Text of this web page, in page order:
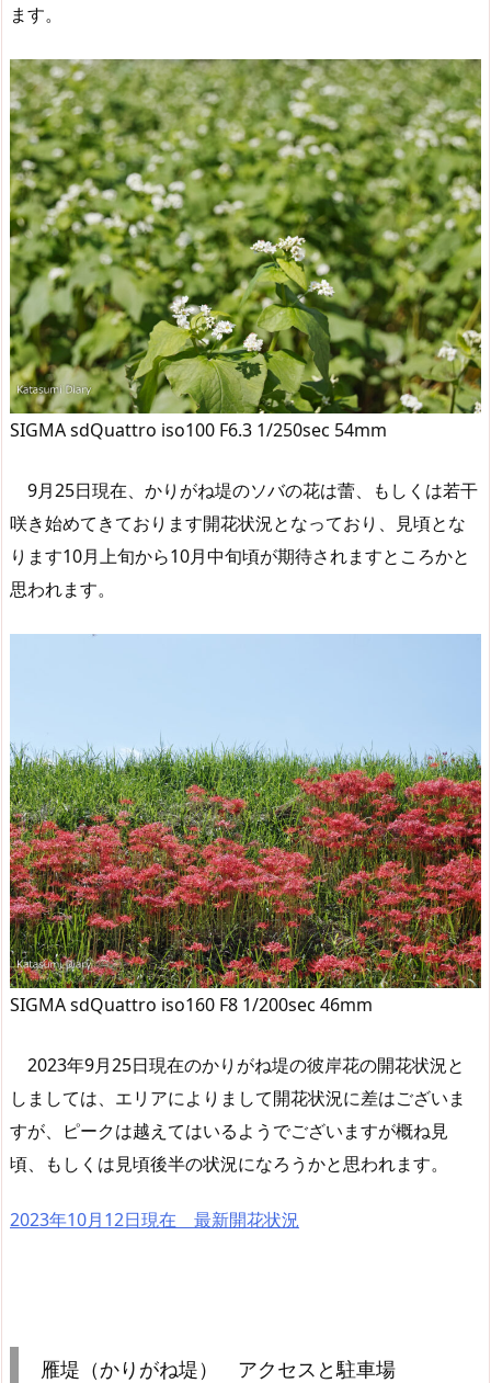
ます。
SIGMA sdQuattro iso100 F6.3 1/250sec 54mm
9月25日現在、かりがね堤のソバの花は蕾、もしくは若干
咲き始めてきております開花状況となっており、見頃とな
ります10月上旬から10月中旬頃が期待されますところかと
思われます。
SIGMA sdQuattro iso160 F8 1/200sec 46mm
2023年9月25日現在のかりがね堤の彼岸花の開花状況と
しましては、エリアによりまして開花状況に差はございま
すが、ピークは越えてはいるようでございますが概ね見
頃、もしくは見頃後半の状況になろうかと思われます。
2023年10月12日現在 最新開花状況
雁堤（かりがね堤） アクセスと駐車場